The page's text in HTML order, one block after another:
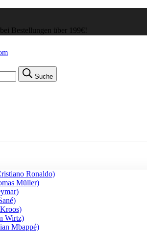
Bestellungen über 199€!
Suche
Ronaldo)
Müller)
Wirtz)
Mbappé)